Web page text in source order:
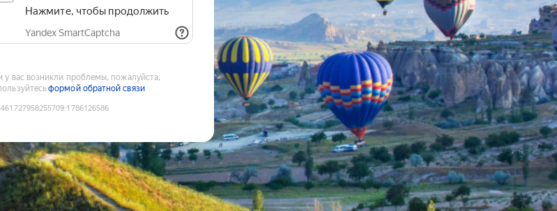
Нажмите, чтобы продолжить
Yandex SmartCaptcha
у вас возникли проблемы, пожалуйста,
формой обратной связи
:1786126586